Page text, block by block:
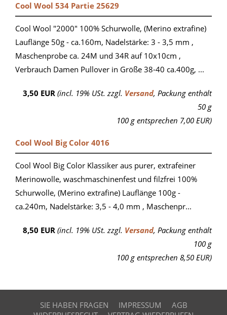
Cool Wool 534 Partie 25629
Cool Wool "2000" 100% Schurwolle, (Merino extrafine)
Lauflänge 50g - ca.160m, Nadelstärke: 3 - 3,5 mm ,
Maschenprobe ca. 24M und 34R auf 10x10cm ,
Verbrauch Damen Pullover in Größe 38-40 ca.400g, ...
3,50 EUR (incl. 19% USt. zzgl. Versand, Packung enthält
50 g
100 g entsprechen 7,00 EUR)
Cool Wool Big Color 4016
Cool Wool Big Color Klassiker aus purer, extrafeiner
Merinowolle, waschmaschinenfest und filzfrei 100%
Schurwolle, (Merino extrafine) Lauflänge 100g -
ca.240m, Nadelstärke: 3,5 - 4,0 mm , Maschenpr...
8,50 EUR (incl. 19% USt. zzgl. Versand, Packung enthält
100 g
100 g entsprechen 8,50 EUR)
SIE HABEN FRAGEN IMPRESSUM
AGB